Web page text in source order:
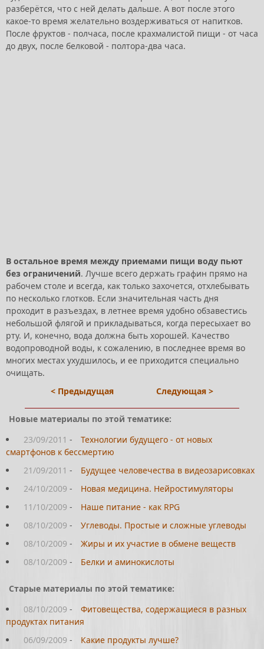
разберётся, что с ней делать дальше. А вот после этого
какое-то время желательно воздерживаться от напитков.
После фруктов - полчаса, после крахмалистой пищи - от часа
до двух, после белковой - полтора-два часа.
В остальное время между приемами пищи воду пьют
без ограничений. Лучше всего держать графин прямо на
рабочем столе и всегда, как только захочется, отхлебывать
по несколько глотков. Если значительная часть дня
проходит в разъездах, в летнее время удобно обзавестись
небольшой флягой и прикладываться, когда пересыхает во
рту. И, конечно, вода должна быть хорошей. Качество
водопроводной воды, к сожалению, в последнее время во
многих местах ухудшилось, и ее приходится специально
очищать.
< Предыдущая
Следующая >
Новые материалы по этой тематике:
23/09/2011 -
Технологии будущего - от новых
смартфонов к бессмертию
21/09/2011 -
Будущее человечества в видеозарисовках
24/10/2009 -
Новая медицина. Нейростимуляторы
11/10/2009 -
Наше питание - как RPG
08/10/2009 -
Углеводы. Простые и сложные углеводы
08/10/2009 -
Жиры и их участие в обмене веществ
08/10/2009 - Белки и аминокислоты
Старые материалы по этой тематике:
08/10/2009 -
Фитовещества, содержащиеся в разных
продуктах питания
06/09/2009 -
Какие продукты лучше?